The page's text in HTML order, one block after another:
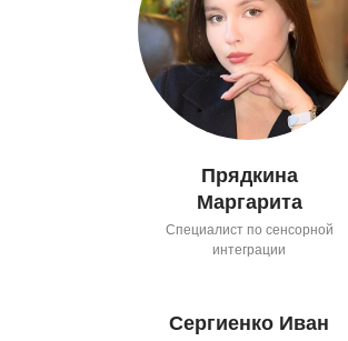
Прядкина
Маргарита
Специалист по сенсорной
интеграции
Сергиенко Иван